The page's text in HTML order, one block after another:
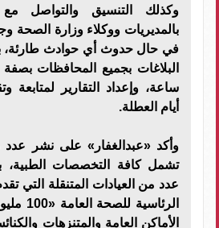
وكذلك التنسيق والتواصل
بالمديريات ووكلاء وزارة الصحة
في حال حدوث أي حوادث طارئة،
البلاغات بجميع المحافظات
ساعة، وإعداد التقارير لمتابعة
أيام العطلة.
وأكد «عبدالغفار» على نشر عدد
تشمل كافة التخصصات الطبية،
عدد من العيادات المتنقلة التي
الأماكن العامة والمتنزهات